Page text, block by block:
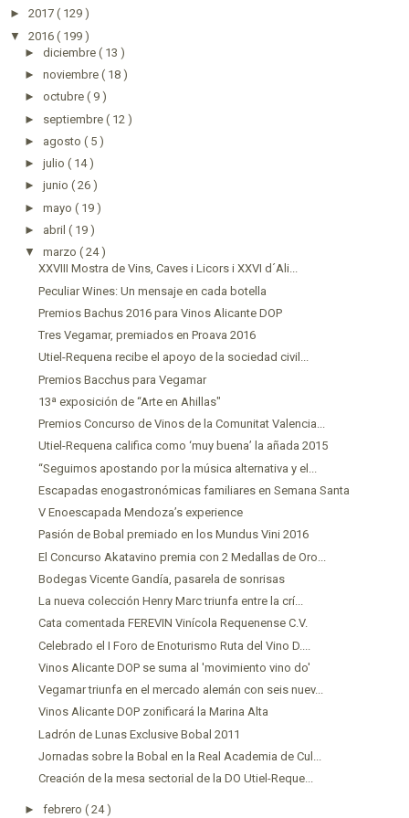
► 2017 ( 129 )
▼ 2016 ( 199 )
► diciembre ( 13 )
► noviembre ( 18 )
► octubre ( 9 )
► septiembre ( 12 )
► agosto ( 5 )
► julio ( 14 )
► junio ( 26 )
► mayo ( 19 )
► abril ( 19 )
▼ marzo ( 24 )
XXVIII Mostra de Vins, Caves i Licors i XXVI d´Ali...
Peculiar Wines: Un mensaje en cada botella
Premios Bachus 2016 para Vinos Alicante DOP
Tres Vegamar, premiados en Proava 2016
Utiel-Requena recibe el apoyo de la sociedad civil...
Premios Bacchus para Vegamar
13ª exposición de “Arte en Ahillas"
Premios Concurso de Vinos de la Comunitat Valencia...
Utiel-Requena califica como ‘muy buena’ la añada 2015
“Seguimos apostando por la música alternativa y el...
Escapadas enogastronómicas familiares en Semana Santa
V Enoescapada Mendoza’s experience
Pasión de Bobal premiado en los Mundus Vini 2016
El Concurso Akatavino premia con 2 Medallas de Oro...
Bodegas Vicente Gandía, pasarela de sonrisas
La nueva colección Henry Marc triunfa entre la crí...
Cata comentada FEREVIN Vinícola Requenense C.V.
Celebrado el I Foro de Enoturismo Ruta del Vino D....
Vinos Alicante DOP se suma al 'movimiento vino do'
Vegamar triunfa en el mercado alemán con seis nuev...
Vinos Alicante DOP zonificará la Marina Alta
Ladrón de Lunas Exclusive Bobal 2011
Jornadas sobre la Bobal en la Real Academia de Cul...
Creación de la mesa sectorial de la DO Utiel-Reque...
► febrero ( 24 )